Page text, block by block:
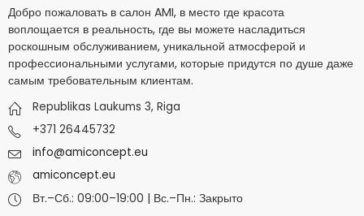
Добро пожаловать в салон AMI, в место где красота
воплощается в реальность, где вы можете насладиться
роскошным обслуживанием, уникальной атмосферой и
профессиональными услугами, которые придутся по душе даже
самым требовательным клиентам.
Republikas Laukums 3, Riga
+371 26445732
info@amiconcept.eu
amiconcept.eu
Вт.–Сб.: 09:00–19:00 | Вс.–Пн.: Закрыто